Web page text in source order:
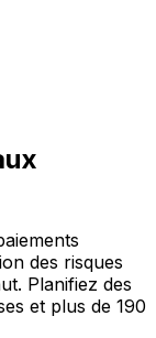
des risques
Planifiez des
et plus de 190